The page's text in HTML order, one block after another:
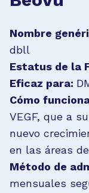
Nombre
dbll
Estatus de la
Eficaz para:
Cómo
VEGF, que a
nuevo
en las áreas
Método de
mensuales